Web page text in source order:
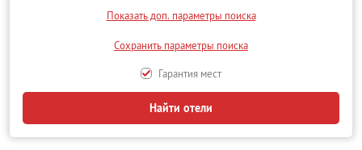
Показать доп. параметры поиска
Сохранить параметры поиска
Гарантия мест
Найти отели